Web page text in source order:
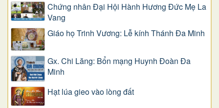
Chứng nhân Đại Hội Hành Hương Đức Mẹ La
Vang
Giáo họ Trinh Vương: Lễ kính Thánh Đa Minh
Gx. Chi Lăng: Bổn mạng Huynh Đoàn Đa
Minh
Hạt lúa gieo vào lòng đất